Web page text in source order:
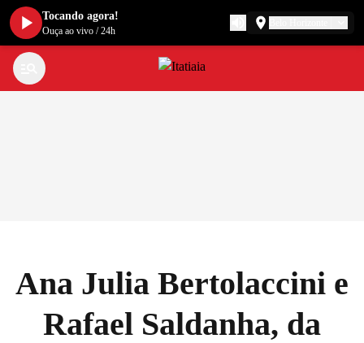
Ana Julia Bertolaccini e
Rafael Saldanha, da
Tocando agora!
Ouça ao vivo /24h